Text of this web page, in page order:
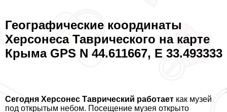
Географические координаты
Херсонеса Таврического на карте
Крыма GPS N 44.611667, E 33.493333
Сегодня Херсонес Таврический работает как музей
под открытым небом. Посещение музея открыто